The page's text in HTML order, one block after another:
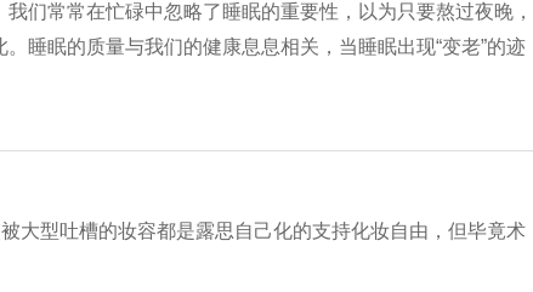
们常常在忙碌中忽略了睡眠的重要性，以为只要熬过夜晚，
睡眠的质量与我们的健康息息相关，当睡眠出现“变老”的迹
大型吐槽的妆容都是露思自己化的支持化妆自由，但毕竟术